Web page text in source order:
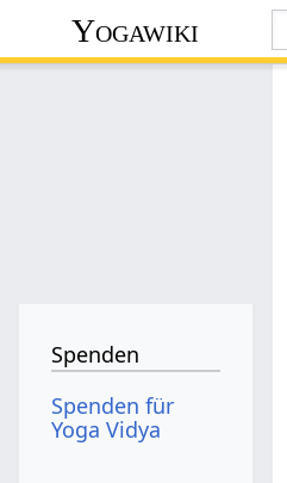
Yogawiki
Spenden
Spenden für
Yoga Vidya